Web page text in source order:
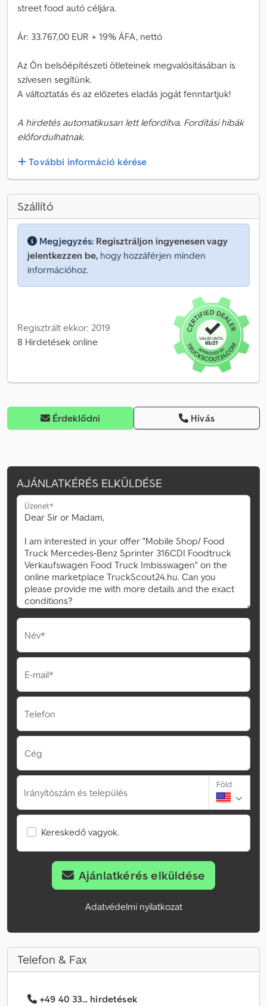
street food autó céljára.
Ár: 33.767,00 EUR + 19% ÁFA, nettó
Az Ön belsőépítészeti ötleteinek megvalósításában is
szívesen segítünk.
A változtatás és az előzetes eladás jogát fenntartjuk!
A hirdetés automatikusan lett lefordítva. Fordítási hibák
előfordulhatnak.
További információ kérése
Szállító
Megjegyzés: Regisztráljon ingyenesen vagy
jelentkezzen be, hogy hozzáférjen minden
információhoz.
Regisztrált ekkor: 2019
8 Hirdetések online
Érdeklődni Hívás
AJÁNLATKÉRÉS ELKÜLDÉSE
Üzenet*
Név*
E-mail*
Telefon
Cég
Irányítószám és település
Föld
Kereskedő vagyok.
Ajánlatkérés elküldése
Adatvédelmi nyilatkozat
Telefon & Fax
+49 40 33... hirdetések